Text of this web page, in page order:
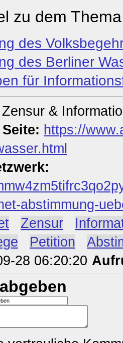
zu dem
des
des Berliner
für
Zensur &
https://
abstimmung-
Zensur
Petition
28 06:20:20